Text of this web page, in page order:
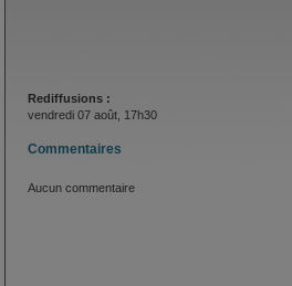
Rediffusions :
vendredi 07 août, 17h30
Commentaires
Aucun commentaire